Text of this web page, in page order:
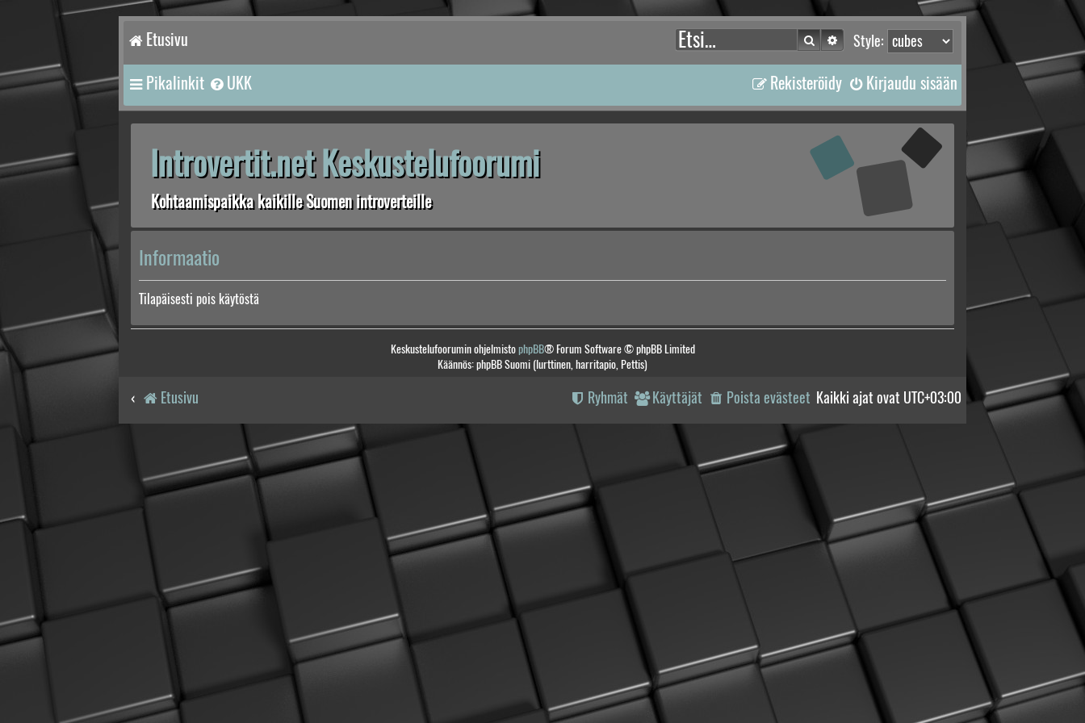
Etusivu Style:
Etsi Tarkennettu haku
Pikalinkit UKK Kirjaudu sisään
Rekisteröidy
Introvertit.net Keskustelufoorumi
Kohtaamispaikka kaikille Suomen introverteille
Informaatio
Tilapäisesti pois käytöstä
Keskustelufoorumin ohjelmistophpBB® Forum Software © phpBB Limited
Käännös: phpBB Suomi (lurttinen, harritapio, Pettis)
Etusivu Kaikki ajat ovat UTC+03:00
Poista evästeet
Käyttäjät
Ryhmät